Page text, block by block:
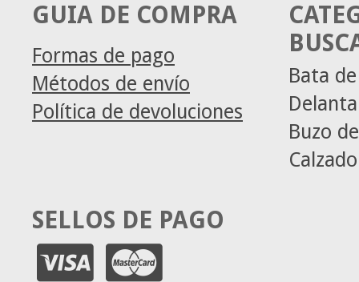
GUIA DE COMPRA
Formas de pago
Métodos de envío
Política de devoluciones
Bata
Buzo
SELLOS DE PAGO